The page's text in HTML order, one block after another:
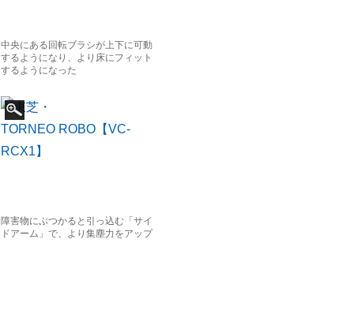
中央にある回転ブラシが上下に可動
するようになり、より床にフィット
するようになった
障害物にぶつかると引っ込む「サイ
ドアーム」で、より集塵力をアップ